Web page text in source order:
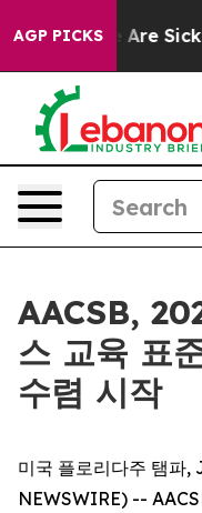
AGP PICKSAre Sick
AACSB,
스 교육 표
수렴 시작
미국 플로리다주 탬파,
NEWSWIRE) --